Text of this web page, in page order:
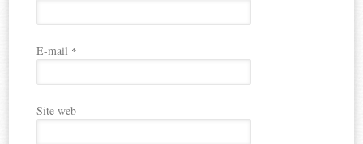
E-mail *
Site web